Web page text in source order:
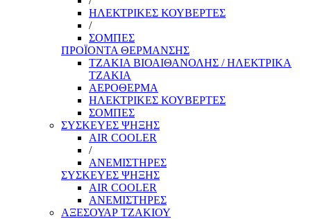
ΗΛΕΚΤΡΙΚΕΣ ΚΟΥΒΕΡΤΕΣ
/
ΣΟΜΠΕΣ
ΠΡΟΪΟΝΤΑ ΘΕΡΜΑΝΣΗΣ
ΤΖΑΚΙΑ ΒΙΟΑΙΘΑΝΟΛΗΣ / ΗΛΕΚΤΡΙΚΑ
ΤΖΑΚΙΑ
ΑΕΡΟΘΕΡΜΑ
ΗΛΕΚΤΡΙΚΕΣ ΚΟΥΒΕΡΤΕΣ
ΣΟΜΠΕΣ
ΣΥΣΚΕΥΕΣ ΨΗΞΗΣ
AIR COOLER
/
ΑΝΕΜΙΣΤΗΡΕΣ
ΣΥΣΚΕΥΕΣ ΨΗΞΗΣ
AIR COOLER
ΑΝΕΜΙΣΤΗΡΕΣ
ΑΞΕΣΟΥΑΡ ΤΖΑΚΙΟΥ